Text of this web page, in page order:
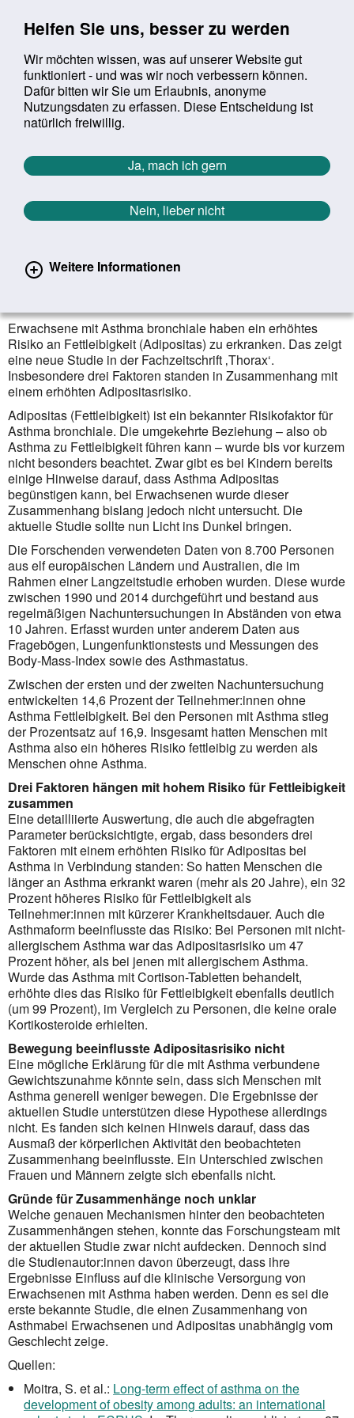
Helfen Sie uns, besser zu werden
Wir möchten wissen, was auf unserer Website gut
funktioniert - und was wir noch verbessern können.
Dafür bitten wir Sie um Erlaubnis, anonyme
Nutzungsdaten zu erfassen. Diese Entscheidung ist
natürlich freiwillig.
Ja, mach ich gern
Nein, lieber nicht
Weitere Informationen
Suchbegriff:
Sie befinden sich hier:
Startseite Aktuelles Aktuelle Meldungen
Aktuelle Meldungen
Zurück zur Übersicht erster
vorheriger
960/1627
Erhöhtes Adipositasrisiko bei
Erwachsene mit Asthma bronchiale haben ein erhöhtes
Risiko an Fettleibigkeit (Adipositas) zu erkranken. Das zeigt
eine neue Studie in der Fachzeitschrift ‚Thorax‘.
Insbesondere drei Faktoren standen in Zusammen­­hang mit
einem erhöhten Adipositasrisiko.
Adipositas (Fettleibigkeit) ist ein bekannter Risikofaktor für
Asthma bronchiale. Die umgekehrte Beziehung – also ob
Asthma zu Fettleibigkeit führen kann – wurde bis vor kurzem
nicht besonders beachtet. Zwar gibt es bei Kindern bereits
einige Hinweise darauf, dass Asthma Adipositas
begünstigen kann, bei Erwach­senen wurde dieser
Zusammenhang bislang jedoch nicht untersucht. Die
aktuelle Studie sollte nun Licht ins Dunkel bringen.
Die Forschenden verwendeten Daten von 8.700 Personen
aus elf europäischen Ländern und Australien, die im
Rahmen einer Langzeitstudie erhoben wurden. Diese wurde
zwischen 1990 und 2014 durchgeführt und bestand aus
regelmäßigen Nachuntersuchungen in Abständen von etwa
10 Jahren. Erfasst wurden unter anderem Daten aus
Fragebögen, Lungenfunktionstests und Messungen des
Body-Mass-Index sowie des Asthmastatus.
Zwischen der ersten und der zweiten Nachuntersuchung
entwickelten 14,6 Prozent der Teilnehmer:innen ohne
Asthma Fettleibigkeit. Bei den Personen mit Asthma stieg
der Prozentsatz auf 16,9. Insgesamt hatten Menschen mit
Asthma also ein höheres Risiko fettleibig zu werden als
Menschen ohne Asthma.
Drei Faktoren hängen mit hohem Risiko für Fettleibigkeit
zusammen
Eine detailliierte Auswertung, die auch die abgefragten
Parameter berücksichtigte, ergab, dass besonders drei
Faktoren mit einem erhöhten Risiko für Adipositas bei
Asthma in Verbindung standen: So hatten Menschen die
länger an Asthma erkrankt waren (mehr als 20 Jahre), ein 32
Prozent höheres Risiko für Fettleibigkeit als
Teilnehmer:innen mit kürzerer Krankheitsdauer. Auch die
Asthmaform beeinflusste das Risiko: Bei Personen mit nicht-
allergischem Asthma war das Adipositasrisiko um 47
Prozent höher, als bei jenen mit allergischem Asthma.
Wurde das Asthma mit Cortison-Tabletten behandelt,
erhöhte dies das Risiko für Fettleibigkeit ebenfalls deutlich
(um 99 Prozent), im Vergleich zu Personen, die keine orale
Kortikosteroide erhielten.
Bewegung beeinflusste Adipositasrisiko nicht
Eine mögliche Erklärung für die mit Asthma verbundene
Gewichtszunahme könnte sein, dass sich Menschen mit
Asthma generell weniger bewegen. Die Ergebnisse der
aktuellen Studie unterstützen diese Hypothese allerdings
nicht. Es fanden sich keinen Hinweis darauf, dass das
Ausmaß der körperlichen Aktivität den beobachteten
Zusammenhang beeinflusste. Ein Unterschied zwischen
Frauen und Männern zeigte sich ebenfalls nicht.
Gründe für Zusammenhänge noch unklar
Welche genauen Mechanismen hinter den beobachteten
Zusammenhängen stehen, konnte das For­schungs­team mit
der aktuellen Studie zwar nicht aufdecken. Dennoch sind
die Studienautor:innen davon überzeugt, dass ihre
Ergebnisse Einfluss auf die klinische Versorgung von
Erwachsenen mit Asthma haben werden. Denn es sei die
erste bekannte Studie, die einen Zusammenhang von
Asthmabei Erwachsenen und Adipositas unabhängig vom
Geschlecht zeige.
Quellen:
Moitra, S. et al.: Long-term effect of asthma on the
development of obesity among adults: an international